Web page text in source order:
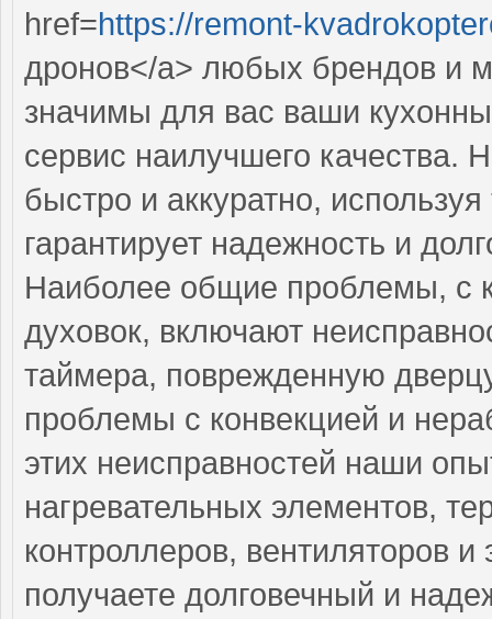
href=https://remont-
дронов</a> любых брендов и
значимы для вас ваши
сервис наилучшего
быстро и аккуратно,
гарантирует надежность и
Наиболее общие проблемы, с
духовок, включают
таймера, поврежденную
проблемы с конвекцией и
этих неисправностей наши
нагревательных элементов,
контроллеров, вентиляторов
получаете долговечный и